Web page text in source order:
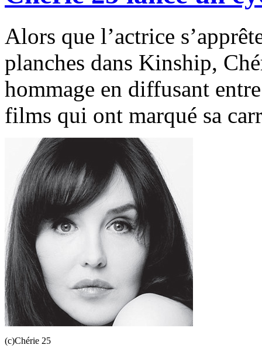
Alors que l’actrice
planches dans Kinship,
hommage en diffusant
films qui ont marqué sa
(c)Chérie 25